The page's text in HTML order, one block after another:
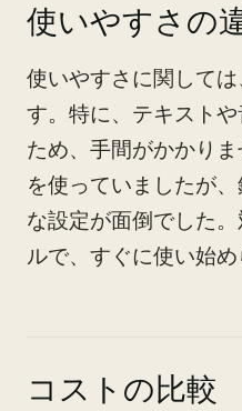
使いやすさの
使いやすさに関して
す。特に、テキスト
ため、手間がかかり
を使っていましたが
な設定が面倒でした
ルで、すぐに使い始め
コストの比較